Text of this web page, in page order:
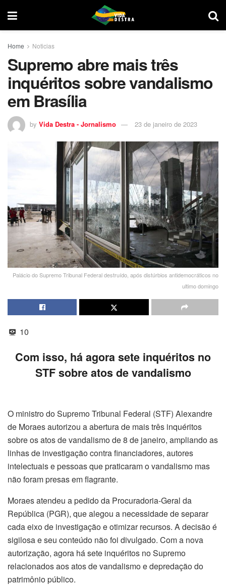
Home Noticias
Supremo abre mais três
inquéritos sobre vandalismo
em Brasília
by Vida Destra - Jornalismo 23 de janeiro de 2023
Palácio do Supremo Tribunal Federal destruído, após distúrbios antidemocráticos no
ultimo domingo
10
Com isso, há agora sete inquéritos no
STF sobre atos de vandalismo
O ministro do Supremo Tribunal Federal (STF) Alexandre
de Moraes autorizou a abertura de mais três inquéritos
sobre os atos de vandalismo de 8 de janeiro, ampliando as
linhas de investigação contra financiadores, autores
intelectuais e pessoas que praticaram o vandalismo mas
não foram presas em flagrante.
Moraes atendeu a pedido da Procuradoria-Geral da
República (PGR), que alegou a necessidade de separar
cada eixo de investigação e otimizar recursos. A decisão é
sigilosa e seu conteúdo não foi divulgado. Com a nova
autorização, agora há sete inquéritos no Supremo
relacionados aos atos de vandalismo e depredação do
patrimônio público.